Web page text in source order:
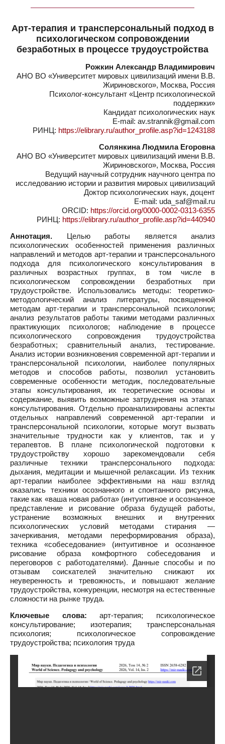
Арт-терапия и трансперсональный подход в
психологическом сопровождении
безработных в процессе трудоустройства
Рожкин Александр Владимирович
АНО ВО «Университет мировых цивилизаций имени В.В.
Жириновского», Москва, Россия
Психолог-консультант «Центр психологической
поддержки»
Кандидат психологических наук
E-mail: av.strannik@gmail.com
РИНЦ: https://elibrary.ru/author_profile.asp?id=1243188
Солянкина Людмила Егоровна
АНО ВО «Университет мировых цивилизаций имени В.В.
Жириновского», Москва, Россия
Ведущий научный сотрудник научного центра по
исследованию истории и развития мировых цивилизаций
Доктор психологических наук, доцент
E-mail: uda_saf@mail.ru
ORCID: https://orcid.org/0000-0002-0313-6355
РИНЦ: https://elibrary.ru/author_profile.asp?id=440940
Аннотация. Целью работы является анализ
психологических особенностей применения различных
направлений и методов арт-терапии и трансперсонального
подхода для психологического консультирования в
различных возрастных группах, в том числе в
психологическом сопровождении безработных при
трудоустройстве. Использовались методы: теоретико-
методологический анализ литературы, посвященной
методам арт-терапии и трансперсональной психологии;
анализ результатов работы такими методами различных
практикующих психологов; наблюдение в процессе
психологического сопровождения трудоустройства
безработных; сравнительный анализ, тестирование.
Анализ истории возникновения современной арт-терапии и
трансперсональной психологии, наиболее популярных
методов и способов работы, позволил установить
современные особенности методик, последовательные
этапы консультирования, их теоретические основы и
содержание, выявить возможные затруднения на этапах
консультирования. Отдельно проанализированы аспекты
отдельных направлений современной арт-терапии и
трансперсональной психологии, которые могут вызвать
значительные трудности как у клиентов, так и у
терапевтов. В плане психологической подготовки к
трудоустройству хорошо зарекомендовали себя
различные техники трансперсонального подхода:
дыхания, медитации и мышечной релаксации. Из техник
арт-терапии наиболее эффективными на наш взгляд
оказались техники осознанного и спонтанного рисунка,
такие как «ваша новая работа» (интуитивное и осознанное
представление и рисование образа будущей работы,
устранение возможных внешних и внутренних
психологических условий методами стирания —
зачеркивания, методами переформирования образа),
техника «собеседование» (интуитивное и осознанное
рисование образа комфортного собеседования и
переговоров с работодателями). Данные способы и по
отзывам соискателей значительно снижают их
неуверенность и тревожность, и повышают желание
трудоустройства, конкуренции, несмотря на естественные
сложности на рынке труда.
Ключевые слова: арт-терапия; психологическое
консультирование; изотерапия; трансперсональная
психология; психологическое сопровождение
трудоустройства; психология труда